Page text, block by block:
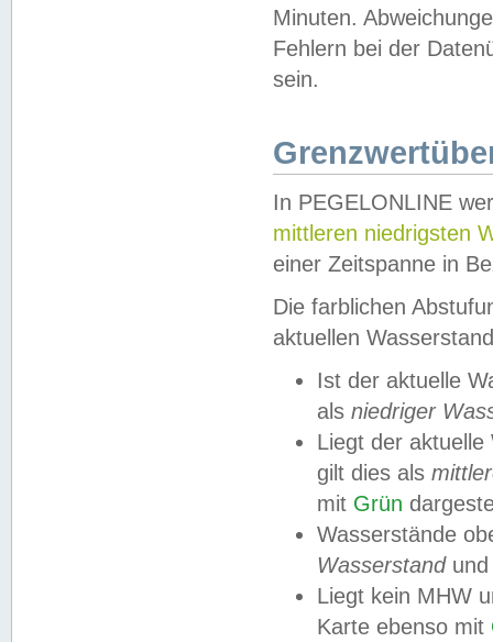
Minuten.
Fehlern bei der
sein.
In PEGELONLINE
mittleren niedrigsten
einer Zeitspanne in
Die farblichen
aktuellen
Ist der aktuelle
als niedriger
Liegt der
gilt dies als
mit Grün
Wasserstände
Wasserstandund
Liegt kein MHW
Karte ebenso mit